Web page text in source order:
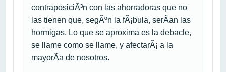
contraposiciÃ³n con las ahorradoras que no
las tienen que, segÃºn la fÃ¡bula, serÃ­an las
hormigas. Lo que se aproxima es la debacle,
se llame como se llame, y afectarÃ¡ a la
mayorÃ­a de nosotros.